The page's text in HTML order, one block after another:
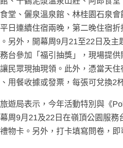
堂、儷泉溫泉館、林桂園石泉
日連續住宿兩晚，第二晚住宿
另外，開幕周9月21至22日及
台參加「福引抽獎」，現場提
民眾現抽現領。此外，憑當天
用餐收據或發票，每張可兌換2
遊局表示，今年活動特別與《
周9月21及22日在嶺頂公園服務
物卡。另外，打卡填寫問卷，